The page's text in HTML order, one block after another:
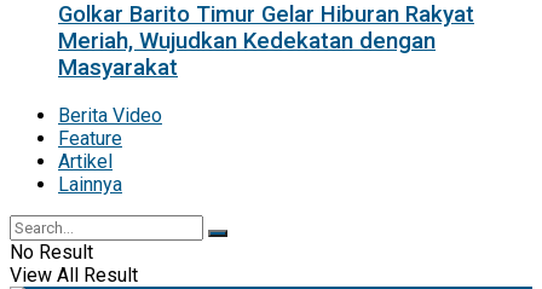
Golkar Barito Timur Gelar Hiburan Rakyat
Meriah, Wujudkan Kedekatan dengan
Masyarakat
Berita Video
Feature
Artikel
Lainnya
No Result
View All Result